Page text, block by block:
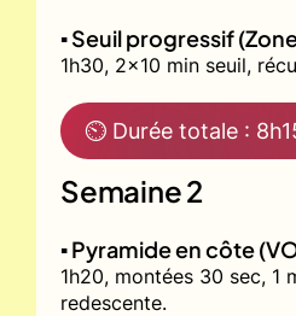
▪️ Seuil progressif
1h30, 2x10 min seuil,
⏲ Durée totale :
Semaine 2
▪️ Pyramide en côte
1h20, montées 30 sec, 1
redescente.